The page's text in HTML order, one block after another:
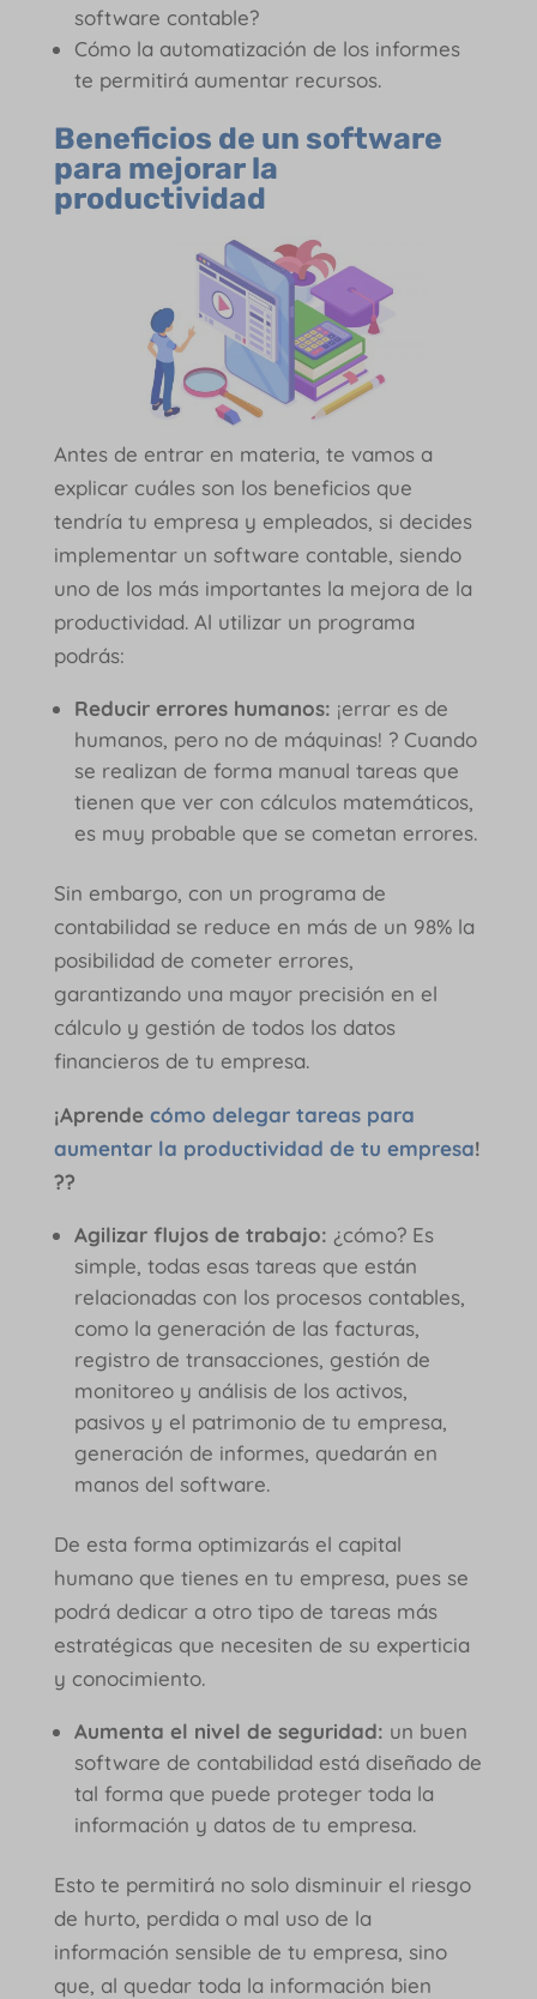
software contable?
Cómo la automatización de los informes
te permitirá aumentar recursos.
Beneficios de un software
para mejorar la
productividad
Antes de entrar en materia, te vamos a
explicar cuáles son los beneficios que
tendría tu empresa y empleados, si decides
implementar un software contable, siendo
uno de los más importantes la mejora de la
productividad. Al utilizar un programa
podrás:
Reducir errores humanos: ¡errar es de
humanos, pero no de máquinas! ? Cuando
se realizan de forma manual tareas que
tienen que ver con cálculos matemáticos,
es muy probable que se cometan errores.
Sin embargo, con un programa de
contabilidad se reduce en más de un 98% la
posibilidad de cometer errores,
garantizando una mayor precisión en el
cálculo y gestión de todos los datos
financieros de tu empresa.
¡Aprende cómo delegar tareas para
aumentar la productividad de tu empresa!
??
Agilizar flujos de trabajo: ¿cómo? Es
simple, todas esas tareas que están
relacionadas con los procesos contables,
como la generación de las facturas,
registro de transacciones, gestión de
monitoreo y análisis de los activos,
pasivos y el patrimonio de tu empresa,
generación de informes, quedarán en
manos del software.
De esta forma optimizarás el capital
humano que tienes en tu empresa, pues se
podrá dedicar a otro tipo de tareas más
estratégicas que necesiten de su experticia
y conocimiento.
Aumenta el nivel de seguridad: un buen
software de contabilidad está diseñado de
tal forma que puede proteger toda la
información y datos de tu empresa.
Esto te permitirá no solo disminuir el riesgo
de hurto, perdida o mal uso de la
información sensible de tu empresa, sino
que, al quedar toda la información bien